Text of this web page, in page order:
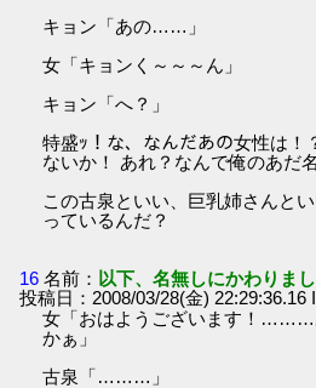
キョン「あの……」
女「キョンく～～～ん」
キョン「へ？」
特盛ｯ！な、なんだあの女性は！
ないか！ あれ？なんで俺のあだ
この古泉といい、巨乳姉さんと
っているんだ？
16 名前： 以下、名無しにかわりま
投稿日：2008/03/28(金) 22:29:36.16
女「おはようございます！
かぁ」
古泉「………」